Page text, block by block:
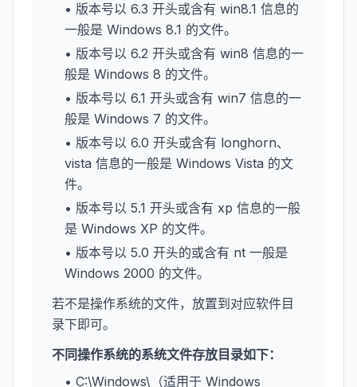
• 版本号以 6.3 开头或含有 win8.1 信息的
一般是 Windows 8.1 的文件。
• 版本号以 6.2 开头或含有 win8 信息的一
般是 Windows 8 的文件。
• 版本号以 6.1 开头或含有 win7 信息的一
般是 Windows 7 的文件。
• 版本号以 6.0 开头或含有 longhorn、
vista 信息的一般是 Windows Vista 的文
件。
• 版本号以 5.1 开头或含有 xp 信息的一般
是 Windows XP 的文件。
• 版本号以 5.0 开头的或含有 nt 一般是
Windows 2000 的文件。
若不是操作系统的文件，放置到对应软件目
录下即可。
不同操作系统的系统文件存放目录如下：
• C:\Windows\（适用于 Windows